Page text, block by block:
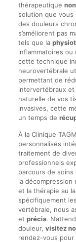
thérapeutique
solution que vous
des douleurs
s’améliorent pas
tels que la
inflammatoires ou
cette technique
neurovertébrale
permettant de
intervertébraux
naturelle de vos
invasives, cette
un temps de
À la Clinique
personnalisés
traitement de
professionnels
parcours de
la
et la thérapie au
spécifiquement
vertébrale, nous
et précis.
douleur, visitez
rendez-vous pour